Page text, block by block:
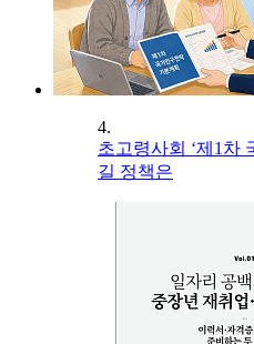
4.
초고령사회 ‘제1차
길 정책은